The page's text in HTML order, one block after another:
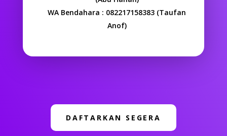
WA Bendahara : 082217158383 (Taufan
Anof)
DAFTARKAN SEGERA